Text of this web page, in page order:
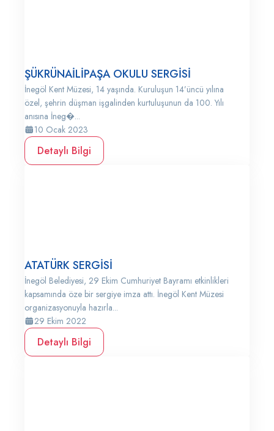
ŞÜKRÜNAİLİPAŞA OKULU SERGİSİ
İnegöl Kent Müzesi, 14 yaşında. Kuruluşun 14’üncü yılına
özel, şehrin düşman işgalinden kurtuluşunun da 100. Yılı
anısına İneg�...
10 Ocak 2023
Detaylı Bilgi
ATATÜRK SERGİSİ
İnegöl Belediyesi, 29 Ekim Cumhuriyet Bayramı etkinlikleri
kapsamında öze bir sergiye imza attı. İnegöl Kent Müzesi
organizasyonuyla hazırla...
29 Ekim 2022
Detaylı Bilgi